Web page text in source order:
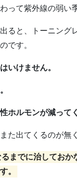
って紫外線の弱い
ると、トーニング
です。
いけません。
ホルモンが減って
た出てくるのが無
るまでに治してお
。